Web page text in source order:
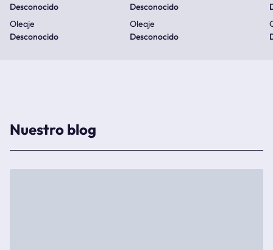
Desconocido
Oleaje
Desconocido
Desconocido
Oleaje
Desconocido
Nuestro blog